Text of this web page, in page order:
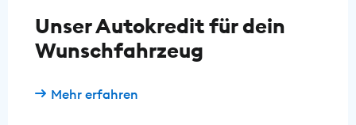
Unser Autokredit für dein
Wunschfahrzeug
Mehr erfahren